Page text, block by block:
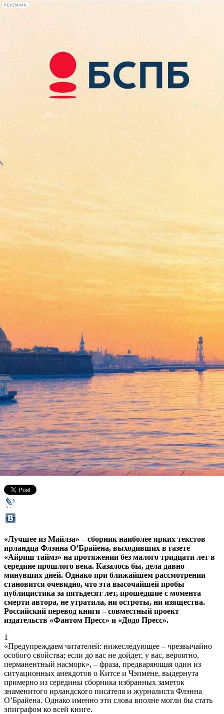
РЕКЛАМА
Сегодня:
2026.08.08
22:40
Афиша Plus
Однажды в Ирландии:
«Лучшее из Майлза» Флэнна
О’Брайена
30 июня 2016,17:12 Версия для печати
«Лучшее из Майлза» – сборник наиболее ярких текстов
ирландца Флэнна О’Брайена, выходивших в газете
«Айриш таймз» на протяжении без малого тридцати лет в
середине прошлого века. Казалось бы, дела давно
минувших дней. Однако при ближайшем рассмотрении
становится очевидно, что эта высочайшей пробы
публицистика за пятьдесят лет, прошедшие с момента
смерти автора, не утратила, ни остроты, ни изящества.
Российский перевод книги – совместный проект
издательств «Фантом Пресс» и «Додо Пресс».
1
«Предупреждаем читателей: нижеследующее – чрезвычайно
особого свойства; если до вас не дойдет, у вас, вероятно,
перманентный насморк», – фраза, предваряющая один из
ситуационных анекдотов о Китсе и Чэпмене, выдернута
примерно из середины сборника избранных заметок
знаменитого ирландского писателя и журналиста Флэнна
О’Брайена. Однако именно эти слова вполне могли бы стать
эпиграфом ко всей книге.